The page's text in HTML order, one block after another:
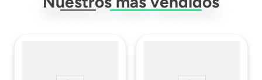
Material Interior Algodón Y Poliéster